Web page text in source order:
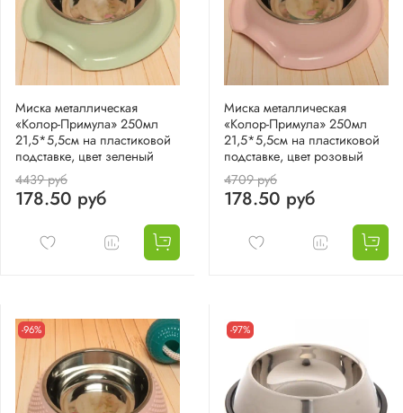
Миска металлическая
«Колор-Примула» 250мл
21,5*5,5см на пластиковой
подставке, цвет зеленый
4439 руб
178.50 руб
Миска металлическая
«Колор-Примула» 250мл
21,5*5,5см на пластиковой
подставке, цвет розовый
4709 руб
178.50 руб
-96% -97%